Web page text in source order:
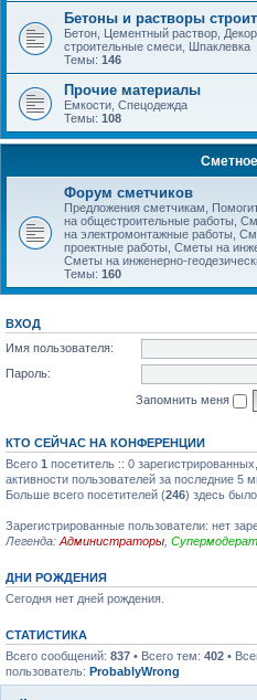
Бетоны и растворы
Бетон, Цементный раствор,
строительные смеси, Шпаклевка
Темы: 146
Прочие материалы
Емкости, Спецодежда
Темы: 108
Форум сметчиков
Предложения сметчикам,
на общестроительные работы,
на электромонтажные работы,
проектные работы, Сметы на
Сметы на инженерно-
Темы: 160
ВХОД
Имя пользователя:
Пароль:
Запомнить меня
КТО СЕЙЧАС НА КОНФЕРЕНЦИИ
Всего 1 посетитель :: 0
активности пользователей за последние 5
Больше всего посетителей (246) здесь
Зарегистрированные пользователи: нет
Легенда: Администраторы
ДНИ РОЖДЕНИЯ
Сегодня нет дней рождения.
СТАТИСТИКА
Всего сообщений: 837 • Всего тем: 402 •
пользователь: ProbablyWrong